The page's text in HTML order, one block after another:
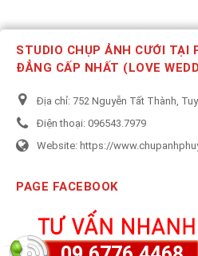
STUDIO CHỤP ẢNH CƯỚI TẠI
ĐẲNG CẤP NHẤT (LOVE
Địa chỉ: 752 Nguyễn Tất Thành,
Điện thoại: 096543.7979
Website: https://
PAGE FACEBOOK